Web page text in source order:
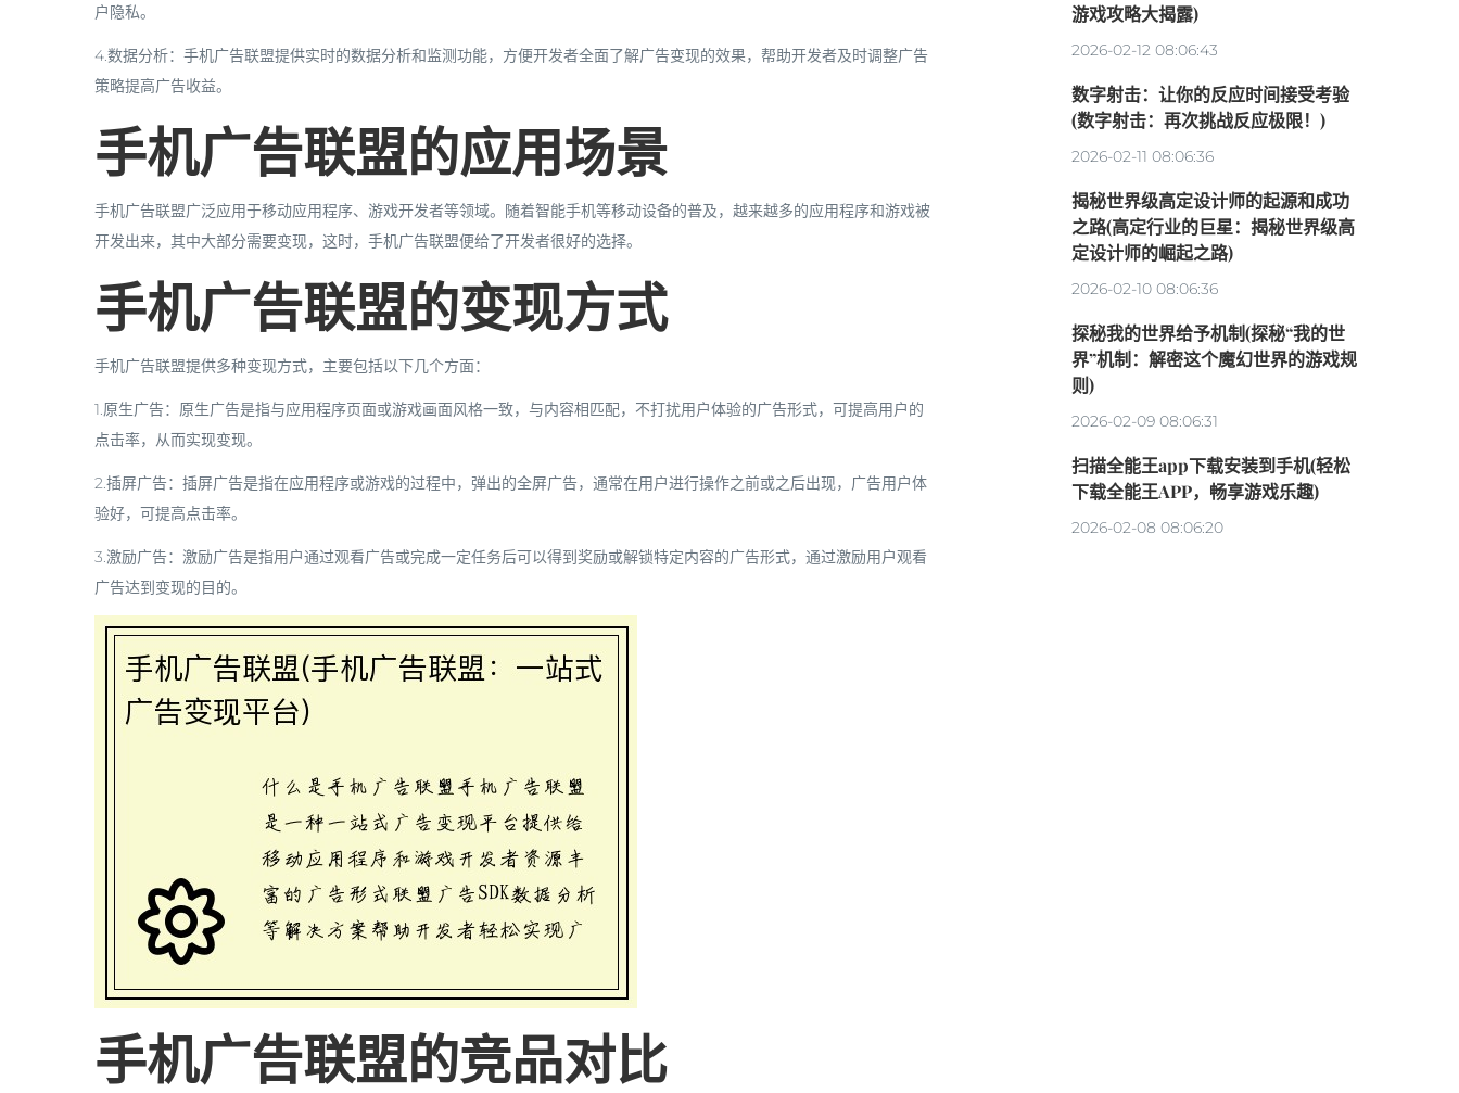
户隐私。
4.数据分析：手机广告联盟提供实时的数据分析和监测功能，方便开发者全面了解广告变现的效果，帮助开发者及时调整广告
策略提高广告收益。
手机广告联盟的应用场景
手机广告联盟广泛应用于移动应用程序、游戏开发者等领域。随着智能手机等移动设备的普及，越来越多的应用程序和游戏被
开发出来，其中大部分需要变现，这时，手机广告联盟便给了开发者很好的选择。
手机广告联盟的变现方式
手机广告联盟提供多种变现方式，主要包括以下几个方面：
1.原生广告：原生广告是指与应用程序页面或游戏画面风格一致，与内容相匹配，不打扰用户体验的广告形式，可提高用户的
点击率，从而实现变现。
2.插屏广告：插屏广告是指在应用程序或游戏的过程中，弹出的全屏广告，通常在用户进行操作之前或之后出现，广告用户体
验好，可提高点击率。
3.激励广告：激励广告是指用户通过观看广告或完成一定任务后可以得到奖励或解锁特定内容的广告形式，通过激励用户观看
广告达到变现的目的。
手机广告联盟的竞品对比
游戏攻略大揭露)
2026-02-12 08:06:43
数字射击：让你的反应时间接受考验
(数字射击：再次挑战反应极限！)
2026-02-11 08:06:36
揭秘世界级高定设计师的起源和成功
之路(高定行业的巨星：揭秘世界级高
定设计师的崛起之路)
2026-02-10 08:06:36
探秘我的世界给予机制(探秘“我的世
界”机制：解密这个魔幻世界的游戏规
则)
2026-02-09 08:06:31
扫描全能王app下载安装到手机(轻松
下载全能王APP，畅享游戏乐趣)
2026-02-08 08:06:20